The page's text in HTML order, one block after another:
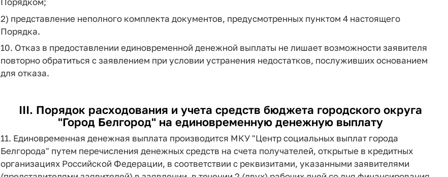
2) представление неполного комплекта документов, предусмотренных пунктом 4 настоящего
Порядка.
10. Отказ в предоставлении единовременной денежной выплаты не лишает возможности заявителя
повторно обратиться с заявлением при условии устранения недостатков, послуживших основанием
для отказа.
III. Порядок расходования и учета средств бюджета городского округа
"Город Белгород" на единовременную денежную выплату
11. Единовременная денежная выплата производится МКУ "Центр социальных выплат города
Белгорода" путем перечисления денежных средств на счета получателей, открытые в кредитных
организациях Российской Федерации, в соответствии с реквизитами, указанными заявителями